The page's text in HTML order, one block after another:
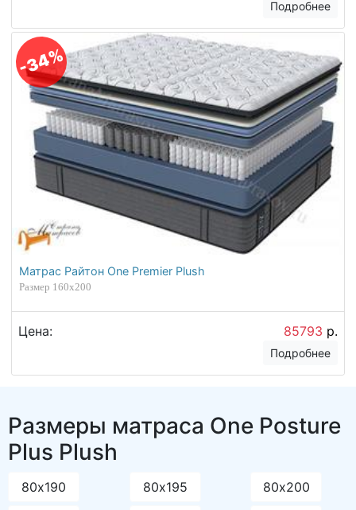
Подробнее
-34%
Матрас Райтон One Premier Plush
Размер 160х200
Цена: 85793 р.
Подробнее
Размеры матраса One Posture
Plus Plush
80х190 80х195 80х200